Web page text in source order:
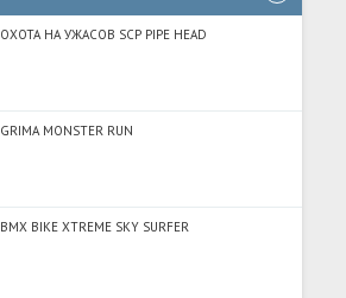
ОХОТА НА УЖАСОВ SCP PIPE HEAD
GRIMA MONSTER RUN
BMX BIKE XTREME SKY SURFER